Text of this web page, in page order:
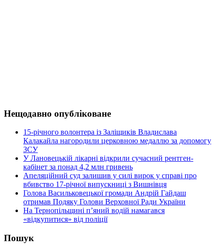
Нещодавно опубліковане
15-річного волонтера із Заліщиків Владислава
Калакайла нагородили церковною медаллю за допомогу
ЗСУ
У Лановецькій лікарні відкрили сучасний рентген-
кабінет за понад 4,2 млн гривень
Апеляційний суд залишив у силі вирок у справі про
вбивство 17-річної випускниці з Вишнівця
Голова Васильковецької громади Андрій Гайдаш
отримав Подяку Голови Верховної Ради України
На Тернопільщині п’яний водій намагався
«відкупитися» від поліції
Пошук